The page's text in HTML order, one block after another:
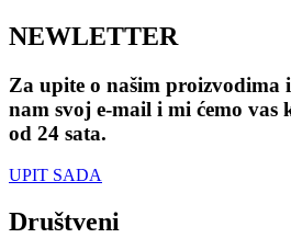
NEWLETTER
Za upite o našim proizvodima
nam svoj e-mail i mi ćemo
od 24 sata.
UPIT SADA
Društveni